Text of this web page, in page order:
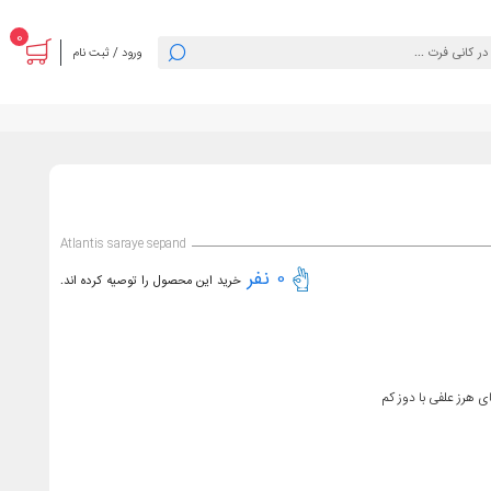
ورود / ثبت نام
0
Atlantis saraye sepand
0 نفر خرید این محصول را توصیه کرده اند.
علفی با دوز کم